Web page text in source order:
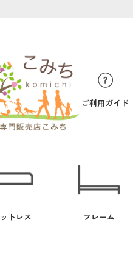
ご利用ガイド
トレス フレーム